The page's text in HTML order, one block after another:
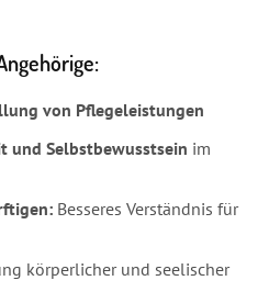
von Pflegeleistungen
und Selbstbewusstsein im
Besseres Verständnis für
körperlicher und seelischer